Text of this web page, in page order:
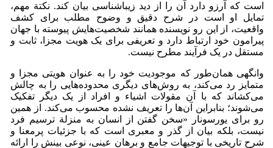
است که آرزو دارد آن را از دید زیباشناسی بیان کند. نکتة مهم،
تمایل او است در شرح دقیق و وضوح مطلب برای کشف
واقعیت، از این رو نویسنده همانند شخصیت‌هایش پیوسته با جهان
پیرامون خود ارتباط دارد و تعریفی برای یک هویت مجزا، ثابت و
مستقل در یک فرآیند مطرح نیست.
وانگهی همان‌طور که موجودیت خود را به عنوان هویتی مجزا و
متمایز رد می‌کند، به روش‌های دیگری محدوده‌هایی را به چالش
می‌کشاند که با آن مقولات اشیاء و افراد از یک دیگر تفکیک
می‌شوند؛ بنابراین آن‌ها را تعریف نشده محسوب می‌کند. از همین
رو برای یورسونار «سخن گفتن از انسان به منزلة ترسیم فرد
نیست، بلکه بیان از گذر و معبری است که با جزئیات پرمعنا و
شرح تاریخی با توجیهات جامع و برهان عینی، نوعی بینش را ارائه